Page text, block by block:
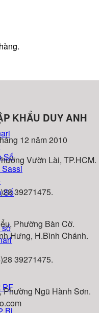
Số
Sassi
Số
số
PF
KHẨU DUY ANH
12 năm 2010
Vườn Lài, TP.HCM.
39271475.
Phường Bàn Cờ.
Hưng, H.Bình Chánh.
39271475.
Phường Ngũ Hành Sơn.